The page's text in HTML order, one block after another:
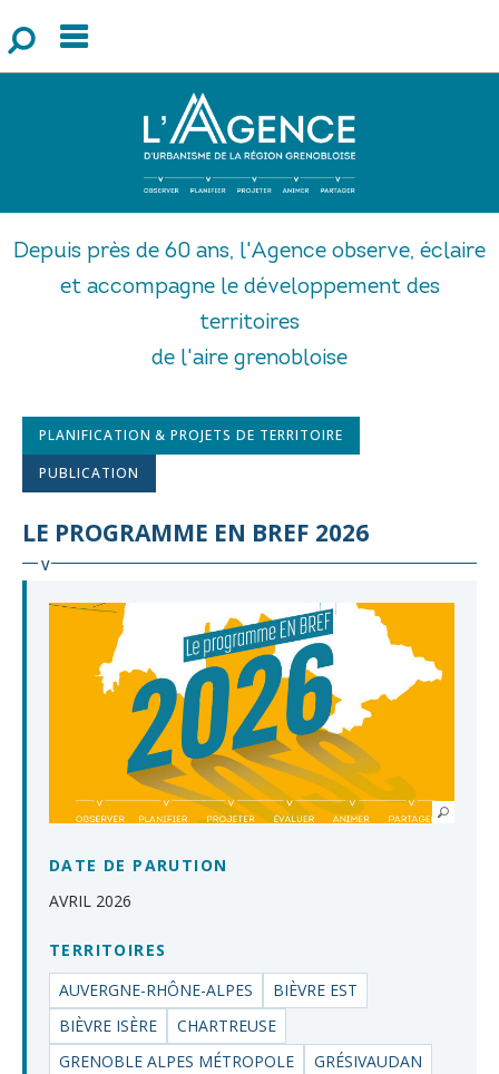
Menu
Depuis près de 60 ans, l'Agence observe, éclaire
et accompagne le développement des
territoires
de l'aire grenobloise
PLANIFICATION & PROJETS DE TERRITOIRE
PUBLICATION
LE PROGRAMME EN BREF 2026
DATE DE PARUTION
AVRIL 2026
TERRITOIRES
AUVERGNE-RHÔNE-ALPES
BIÈVRE EST
BIÈVRE ISÈRE
CHARTREUSE
GRENOBLE ALPES MÉTROPOLE
GRÉSIVAUDAN